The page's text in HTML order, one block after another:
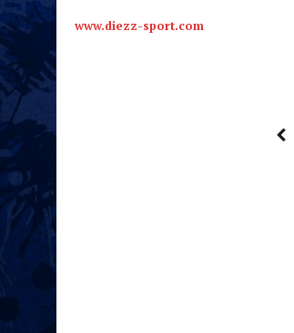
www.diezz-sport.com